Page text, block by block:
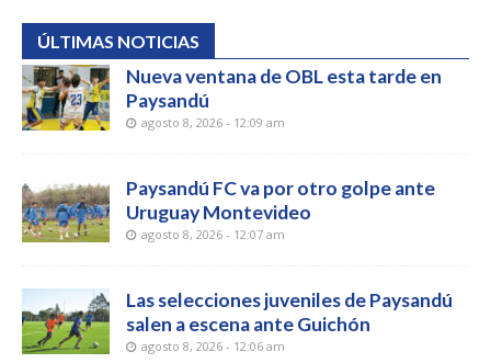
ÚLTIMAS NOTICIAS
Nueva ventana de OBL esta tarde en
Paysandú
agosto 8, 2026 - 12:09 am
Paysandú FC va por otro golpe ante
Uruguay Montevideo
agosto 8, 2026 - 12:07 am
Las selecciones juveniles de Paysandú
salen a escena ante Guichón
agosto 8, 2026 - 12:06 am